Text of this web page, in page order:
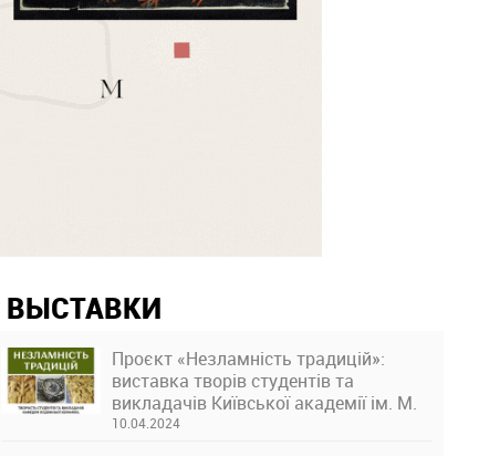
ВЫСТАВКИ
Проєкт «Незламність традицій»:
виставка творів студентів та
викладачів Київської академії ім. М.
Бойчука
10.04.2024